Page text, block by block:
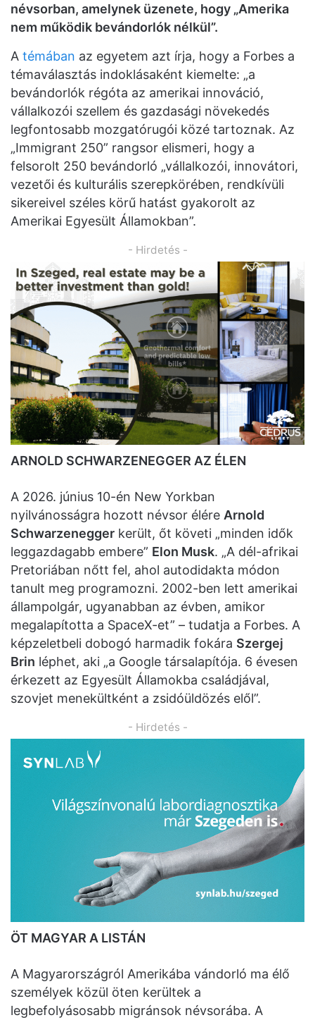
névsorban, amelynek üzenete, hogy „Amerika
nem működik bevándorlók nélkül”.
A témában az egyetem azt írja, hogy a Forbes a
témaválasztás indoklásaként kiemelte: „a
bevándorlók régóta az amerikai innováció,
vállalkozói szellem és gazdasági növekedés
legfontosabb mozgatórugói közé tartoznak. Az
„Immigrant 250” rangsor elismeri, hogy a
felsorolt 250 bevándorló „vállalkozói, innovátori,
vezetői és kulturális szerepkörében, rendkívüli
sikereivel széles körű hatást gyakorolt az
Amerikai Egyesült Államokban”.
- Hirdetés -
ARNOLD SCHWARZENEGGER AZ ÉLEN
A 2026. június 10-én New Yorkban
nyilvánosságra hozott névsor élére Arnold
Schwarzenegger került, őt követi „minden idők
leggazdagabb embere” Elon Musk. „A dél-afrikai
Pretoriában nőtt fel, ahol autodidakta módon
tanult meg programozni. 2002-ben lett amerikai
állampolgár, ugyanabban az évben, amikor
megalapította a SpaceX-et” – tudatja a Forbes. A
képzeletbeli dobogó harmadik fokára Szergej
Brin léphet, aki „a Google társalapítója. 6 évesen
érkezett az Egyesült Államokba családjával,
szovjet menekültként a zsidóüldözés elől”.
- Hirdetés -
ÖT MAGYAR A LISTÁN
A Magyarországról Amerikába vándorló ma élő
személyek közül öten kerültek a
legbefolyásosabb migránsok névsorába. A